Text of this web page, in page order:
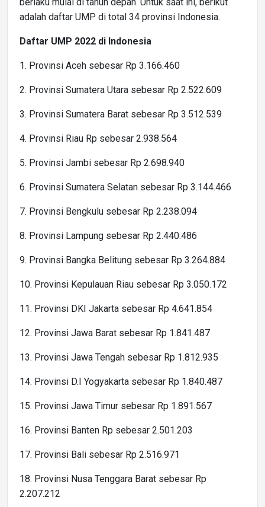
adalah daftar UMP di total 34 provinsi Indonesia.
Daftar UMP 2022 di Indonesia
1. Provinsi Aceh sebesar Rp 3.166.460
2. Provinsi Sumatera Utara sebesar Rp 2.522.609
3. Provinsi Sumatera Barat sebesar Rp 3.512.539
4. Provinsi Riau Rp sebesar 2.938.564
5. Provinsi Jambi sebesar Rp 2.698.940
6. Provinsi Sumatera Selatan sebesar Rp 3.144.466
7. Provinsi Bengkulu sebesar Rp 2.238.094
8. Provinsi Lampung sebesar Rp 2.440.486
9. Provinsi Bangka Belitung sebesar Rp 3.264.884
10. Provinsi Kepulauan Riau sebesar Rp 3.050.172
11. Provinsi DKI Jakarta sebesar Rp 4.641.854
12. Provinsi Jawa Barat sebesar Rp 1.841.487
13. Provinsi Jawa Tengah sebesar Rp 1.812.935
14. Provinsi D.I Yogyakarta sebesar Rp 1.840.487
15. Provinsi Jawa Timur sebesar Rp 1.891.567
16. Provinsi Banten Rp sebesar 2.501.203
17. Provinsi Bali sebesar Rp 2.516.971
18. Provinsi Nusa Tenggara Barat sebesar Rp
2.207.212